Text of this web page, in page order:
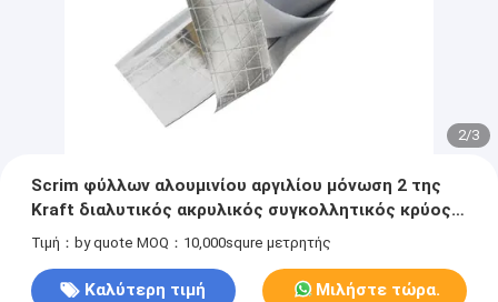
2/3
Scrim φύλλων αλουμινίου αργιλίου μόνωση 2 της
Kraft διαλυτικός ακρυλικός συγκολλητικός κρύος
καιρός τρόπων
Τιμή：by quote MOQ：10,000squre μετρητής
Καλύτερη τιμή Μιλήστε τώρα.